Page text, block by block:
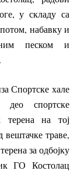
у складу са
набавку и
песком и
Спортске хале
спортске
терена на тој
траве,
за одбојку
ГО Костолац